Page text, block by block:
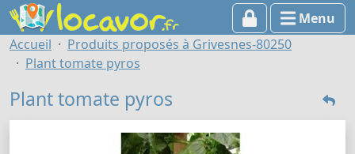
Menu
Accueil
Produits proposés à Grivesnes-80250
Plant tomate pyros
Plant tomate pyros